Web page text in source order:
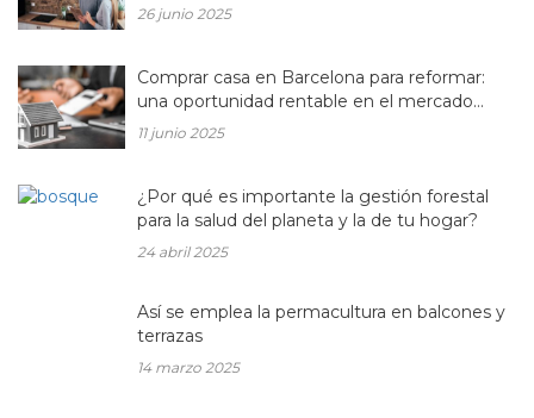
26 junio 2025
Comprar casa en Barcelona para reformar:
una oportunidad rentable en el mercado
inmobiliario actual
11 junio 2025
¿Por qué es importante la gestión forestal
para la salud del planeta y la de tu hogar?
24 abril 2025
Así se emplea la permacultura en balcones y
terrazas
14 marzo 2025